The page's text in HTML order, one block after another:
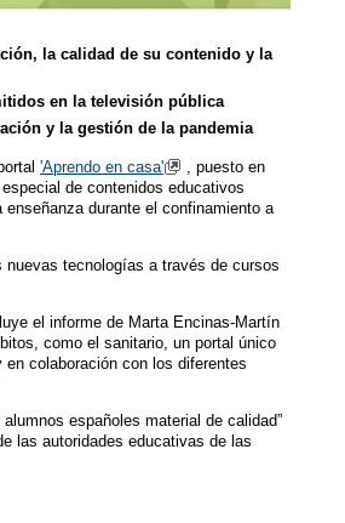
la calidad de su contenido y la
en la televisión pública
y la gestión de la pandemia
'Aprendo en casa'
, puesto en
de contenidos educativos
durante el confinamiento a
tecnologías a través de cursos
el informe de Marta Encinas-Martín
como el sanitario, un portal único
colaboración con los diferentes
españoles material de calidad”
las autoridades educativas de las